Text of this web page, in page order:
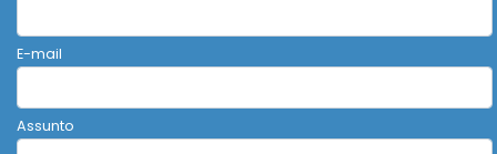
E-mail
Assunto